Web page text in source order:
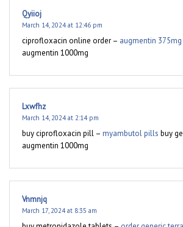
Qyiioj
March 14, 2024 at 12:46 pm
ciprofloxacin online order – augmentin 375mg
augmentin 1000mg
Lxwfhz
March 14, 2024 at 2:14 pm
buy ciprofloxacin pill – myambutol pills buy
augmentin 1000mg
Vnmnjq
March 17, 2024 at 8:35 am